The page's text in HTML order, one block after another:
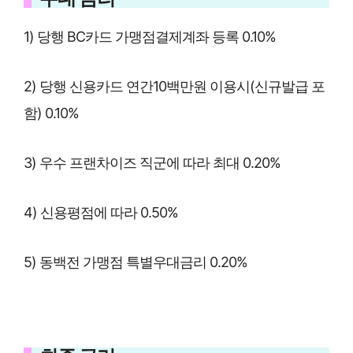
1) 당행 BC카드 가맹점결제계좌 등록 0.10%
2) 당행 신용카드 연간10백만원 이용시(신규발급 포
함) 0.10%
3) 우수 프랜차이즈 직군에 따라 최대 0.20%
4) 신용평점에 따라 0.50%
5) 동백전 가맹점 특별우대금리 0.20%